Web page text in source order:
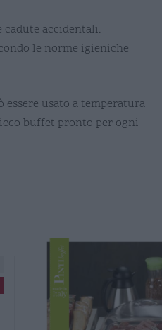
accidentali.
le norme igieniche
usato a temperatura
buffet pronto per ogni